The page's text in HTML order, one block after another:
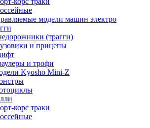
модели машин электро
(трагги)
и прицепы
и трофи
Kyosho Mini-Z
корс траки